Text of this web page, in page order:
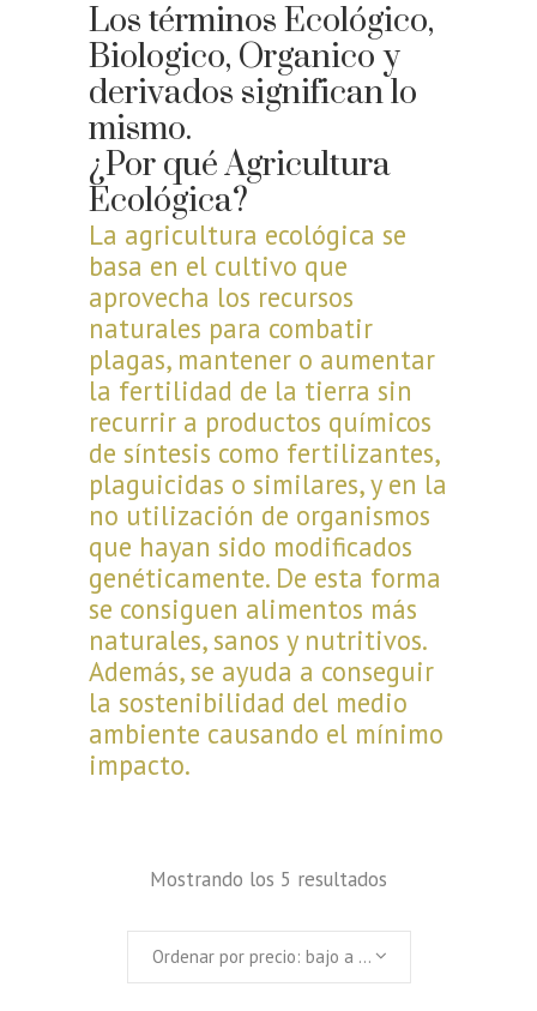
Los términos Ecológico,
Biologico, Organico y
derivados significan lo
mismo.
¿Por qué Agricultura
Ecológica?
La agricultura ecológica se
basa en el cultivo que
aprovecha los recursos
naturales para combatir
plagas, mantener o aumentar
la fertilidad de la tierra sin
recurrir a productos químicos
de síntesis como fertilizantes,
plaguicidas o similares, y en la
no utilización de organismos
que hayan sido modificados
genéticamente. De esta forma
se consiguen alimentos más
naturales, sanos y nutritivos.
Además, se ayuda a conseguir
la sostenibilidad del medio
ambiente causando el mínimo
impacto.
Mostrando los 5 resultados
Ordenar por precio: bajo a alto